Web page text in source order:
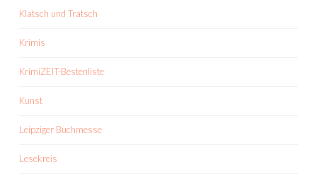
Klatsch und Tratsch
Krimis
KrimiZEIT-Bestenliste
Kunst
Leipziger Buchmesse
Lesekreis